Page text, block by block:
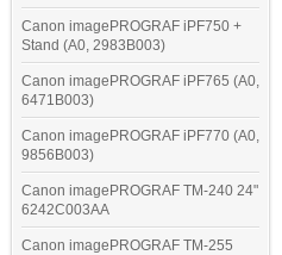
Canon imagePROGRAF iPF750 +
Stand (A0, 2983B003)
Canon imagePROGRAF iPF765 (A0,
6471B003)
Canon imagePROGRAF iPF770 (A0,
9856B003)
Canon imagePROGRAF TM-240 24"
6242C003AA
Canon imagePROGRAF TM-255